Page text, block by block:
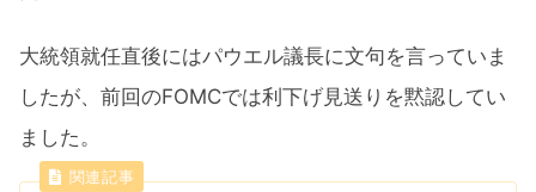
大統領就任直後にはパウエル議長に文句を言っていま
したが、前回のFOMCでは利下げ見送りを黙認してい
ました。